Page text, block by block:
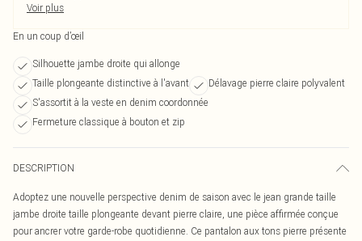
Voir plus
En un coup d’œil
Silhouette jambe droite qui allonge
Taille plongeante distinctive à l'avant
Délavage pierre claire polyvalent
S'assortit à la veste en denim coordonnée
Fermeture classique à bouton et zip
DESCRIPTION
Adoptez une nouvelle perspective denim de saison avec le jean grande taille
jambe droite taille plongeante devant pierre claire, une pièce affirmée conçue
pour ancrer votre garde-robe quotidienne. Ce pantalon aux tons pierre présente